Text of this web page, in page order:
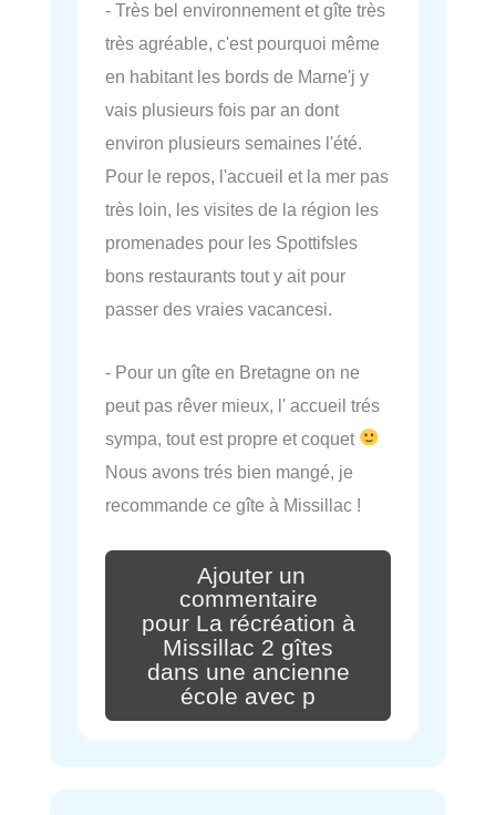
- Très bel environnement et gîte très
très agréable, c'est pourquoi même
en habitant les bords de Marne'j y
vais plusieurs fois par an dont
environ plusieurs semaines l'été.
Pour le repos, l'accueil et la mer pas
très loin, les visites de la région les
promenades pour les Spottifsles
bons restaurants tout y ait pour
passer des vraies vacancesi.
- Pour un gîte en Bretagne on ne
peut pas rêver mieux, l' accueil trés
sympa, tout est propre et coquet
Nous avons trés bien mangé, je
recommande ce gîte à Missillac !
Ajouter un
commentaire
pour La récréation à
Missillac 2 gîtes
dans une ancienne
école avec p